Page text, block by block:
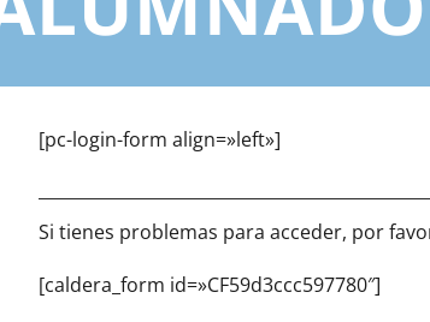
[pc-login-form align=»left»]
Si tienes problemas para acceder, por
[caldera_form id=»CF59d3ccc597780″]